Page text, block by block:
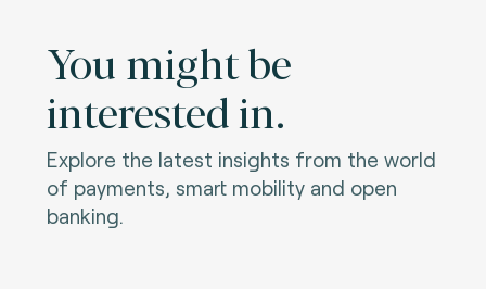
You might be
interested in.
Explore the latest insights from the world
of payments, smart mobility and open
banking.